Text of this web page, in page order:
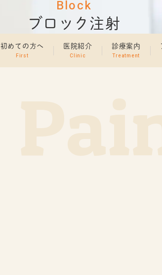
Block
ブロック注射
初めての方へ
First
医院紹介
Clinic
診療案内
Treatment